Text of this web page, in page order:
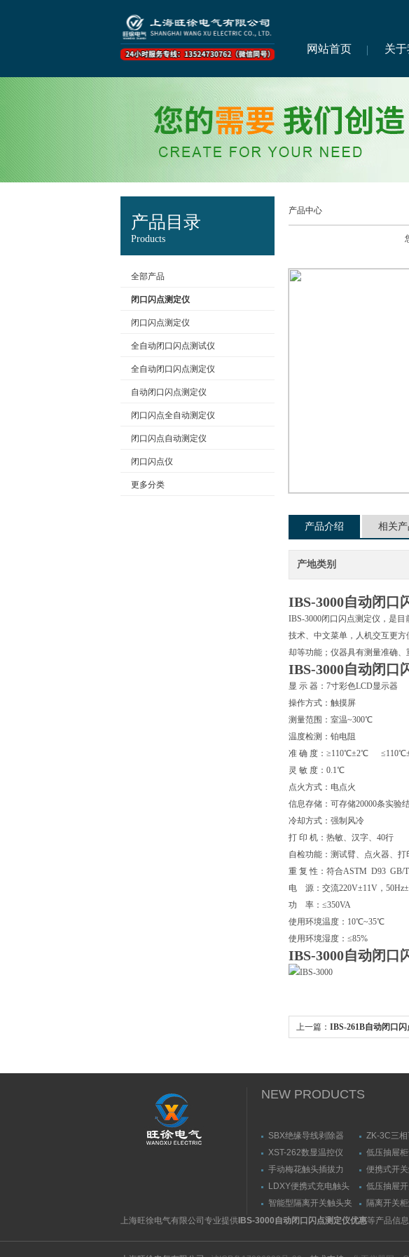
网站首页 关
产品目录
Products
全部产品
闭口闪点测定仪
闭口闪点测定仪
全自动闭口闪点测试仪
全自动闭口闪点测定仪
自动闭口闪点测定仪
闭口闪点全自动测定仪
闭口闪点自动测定仪
闭口闪点仪
更多分类
产品中心
产品介绍 相关产
产地类别
IBS-3000自动闭口
IBS-3000闭口闪点测定仪，是
技术、中文菜单，人机交互更
却等功能；仪器具有测量准确
IBS-3000自动闭口
显 示 器：7寸彩色LCD显示器
操作方式：触摸屏
测量范围：室温~300℃
温度检测：铂电阻
准 确 度：≥110℃±2℃
灵 敏 度：0.1℃
点火方式：电点火
信息存储：可存储20000条实验
冷却方式：强制风冷
打 印 机：热敏、汉字、40行
自检功能：测试臂、点火器、打
重 复 性：符合ASTM D93 GB/
电 源：交流220V±11V，
功 率：≤350VA
使用环境温度：10℃~35℃
使用环境湿度：≤85%
IBS-3000自动闭口
上一篇： IBS-261B自动闭口
NEW PRODUCTS
SBX绝缘导线剥除器
ZK-3C三
触发器
XST-262数显温控仪
低压抽屉
力测量仪套
手动梅花触头插拔力
（推拉力）测量仪
便携式开
（夹紧力
LDXY便携式充电触头
（指）夹紧力测量仪
低压抽屉
触头（夹紧
智能型隔离开关触头夹
紧力测试仪
隔离开关
测试仪/精
上海旺徐电气有限公司专业提供 IBS-3000自动闭口闪点测定仪优惠等产品信